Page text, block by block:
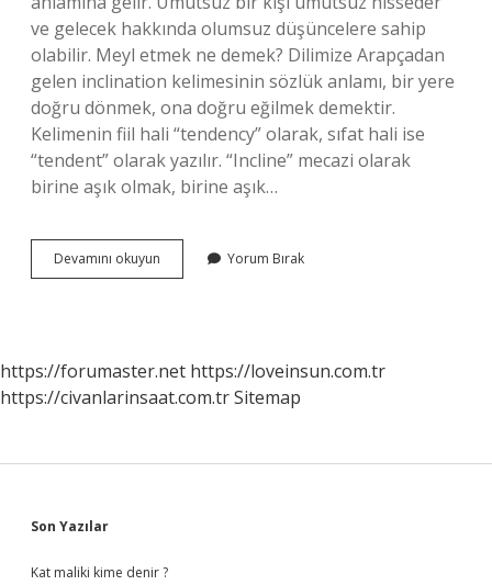
ve gelecek hakkında olumsuz düşüncelere sahip
olabilir. Meyl etmek ne demek? Dilimize Arapçadan
gelen inclination kelimesinin sözlük anlamı, bir yere
doğru dönmek, ona doğru eğilmek demektir.
Kelimenin fiil hali “tendency” olarak, sıfat hali ise
“tendent” olarak yazılır. “Incline” mecazi olarak
birine aşık olmak, birine aşık…
Devamını okuyun
Etmek
Yorum Bırak
https://forumaster.net https://loveinsun.com.tr
https://civanlarinsaat.com.trSitemap
Sidebar
Son Yazılar
Kat maliki kime denir ?